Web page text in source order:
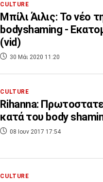
CULTURE
Μπίλι Άιλις: Το νέο
bodyshaming -
(vid)
30 Μάι 2020 11:20
CULTURE
Rihanna:
κατά του body
08 Ιουν 2017 17:54
CULTURE